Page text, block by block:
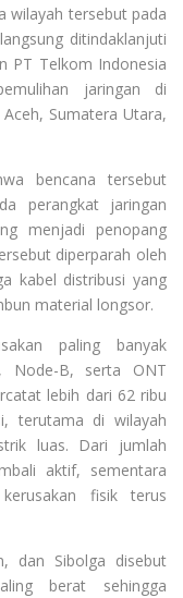
wilayah tersebut pada
ditindaklanjuti
PT Telkom Indonesia
jaringan di
Sumatera Utara,
bencana tersebut
perangkat jaringan
menjadi penopang
diperparah oleh
kabel distribusi yang
material longsor.
paling banyak
Node-B, serta ONT
lebih dari 62 ribu
terutama di wilayah
luas. Dari jumlah
aktif, sementara
fisik terus
dan Sibolga disebut
berat sehingga